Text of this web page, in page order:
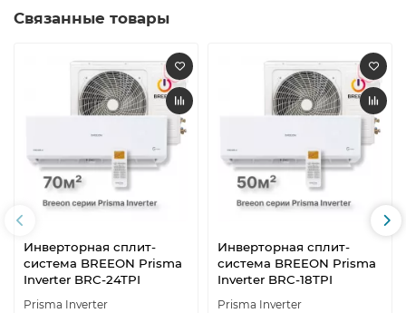
Связанные товары
Инверторная сплит-
система BREEON Prisma
Inverter BRC-24TPI
Prisma Inverter
Инверторная сплит-
система BREEON Prisma
Inverter BRC-18TPI
Prisma Inverter